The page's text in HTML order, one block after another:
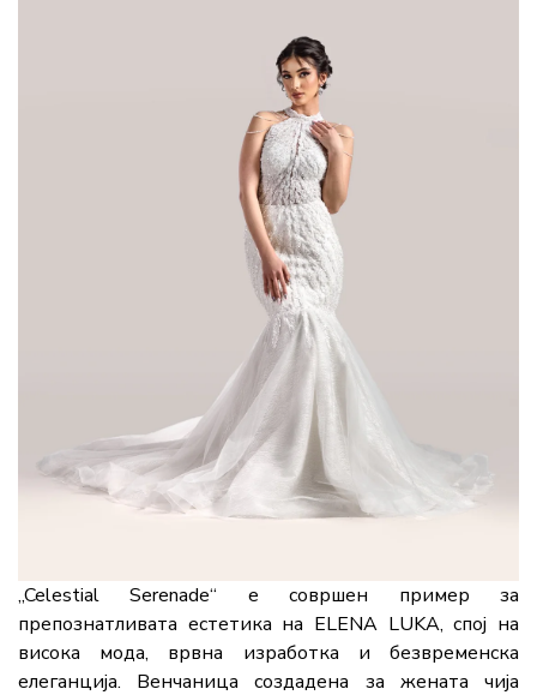
„Celestial Serenade“ е совршен пример за
препознатливата естетика на ELENA LUKA, спој на
висока мода, врвна изработка и безвременска
елеганција. Венчаница создадена за жената чија